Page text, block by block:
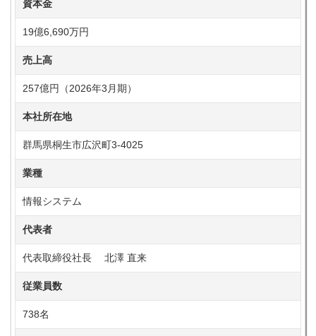
資本金
19億6,690万円
売上高
257億円（2026年3月期）
本社所在地
群馬県桐生市広沢町3-4025
業種
情報システム
代表者
代表取締役社長 北澤 直来
従業員数
738名